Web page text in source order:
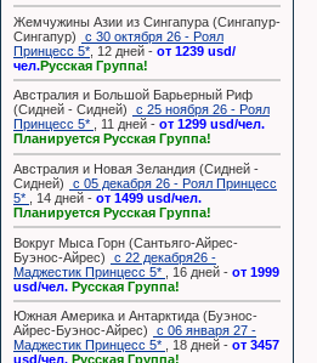
Жемчужины Азии из Сингапура (Сингапур-
Сингапур)
с 30 октября 26 - Роял
Принцесс 5* , 12 дней - от 1239 usd/
чел.Русская Группа!
Австралия и Большой Барьерный Риф
(Сидней - Сидней)
с 25 ноября 26 - Роял
Принцесс 5*
, 11 дней - от 1299 usd/чел.
Планируется Русская Группа!
Австралия и Новая Зеландия (Сидней -
Сидней)
с 05 декабря 26 - Роял Принцесс
5*
, 14 дней - от 1499 usd/чел.
Планируется Русская Группа!
Вокруг Мыса Горн (Сантьяго-Айрес-
Буэнос-Айрес)
с 22 декабря26 -
Маджестик Принцесс 5*
, 16 дней - от 1999
usd/чел. Русская Группа!
Южная Америка и Антарктида (Буэнос-
Айрес-Буэнос-Айрес)
с 06 января 27 -
Маджестик Принцесс 5*
, 18 дней - от 3457
usd/чел. Русская Группа!